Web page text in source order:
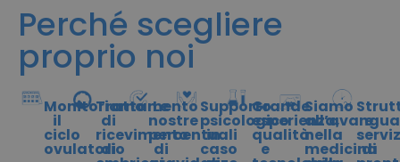
Perché scegliere
proprio noi
Monitoriamo
il
ciclo
ovulatorio
Trattamento
di
ricevimento
di
Le
nostre
percentuali
di
Supporto
psicologico
in
caso
Grande
esperienza,
qualità
e
Siamo
nella
medicina
e
di